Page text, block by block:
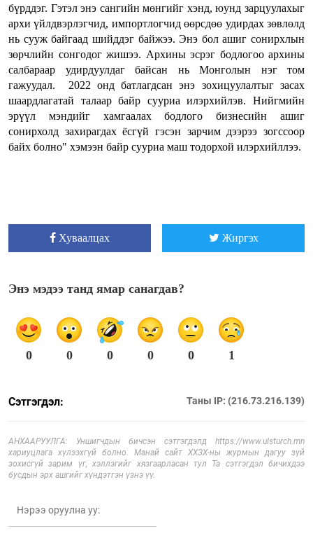
бүрддэг. Гэтэл энэ сангийн мөнгийг хэнд, юунд зарцуулахыг
архи үйлдвэрлэгчид, импортлогчид өөрсдөө удирдах зөвлөлд
нь сууж байгаад шийддэг байжээ. Энэ бол ашиг сонирхлын
зөрчлийн сонгодог жишээ. Архины эсрэг бодлогоо архины
салбараар удирдуулдаг байсан нь Монголын нэг том
гажуудал. 2022 онд батлагдсан энэ зохицуулалтыг засах
шаардлагатай талаар байр сууриа илэрхийлэв. Нийгмийн
эрүүл мэндийг хамгаалах бодлого бизнесийн ашиг
сонирхолд захирагдах ёсгүй гэсэн зарчим дээрээ зогссоор
байх болно" хэмээн байр сууриа маш тодорхой илэрхийллээ.
Хуваалцах Жиргэх
Энэ мэдээ танд ямар санагдав?
0 0 0 0 0 1
Сэтгэгдэл: Таны IP: (216.73.216.139)
АНХААРУУЛГА: Уншигчдын бичсэн сэтгэгдэлд https://www.ulsturch.mn
хариуцлага хүлээхгүй болно. Манай сайт ХХЗХ-ны журмын дагуу зүй
зохисгүй зарим үг, хэллэгийг хязгаарласан тул Та сэтгэгдэл бичихдээ
бусдын эрх ашгийг хүндэтгэн үзнэ үү.